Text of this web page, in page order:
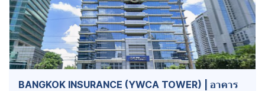
BANGKOK INSURANCE (YWCA TOWER) | อาคาร